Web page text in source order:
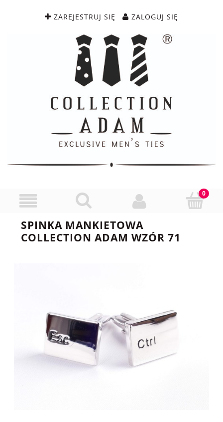
ZAREJESTRUJ SIĘ ZALOGUJ SIĘ
SPINKA MANKIETOWA
COLLECTION ADAM WZÓR 71